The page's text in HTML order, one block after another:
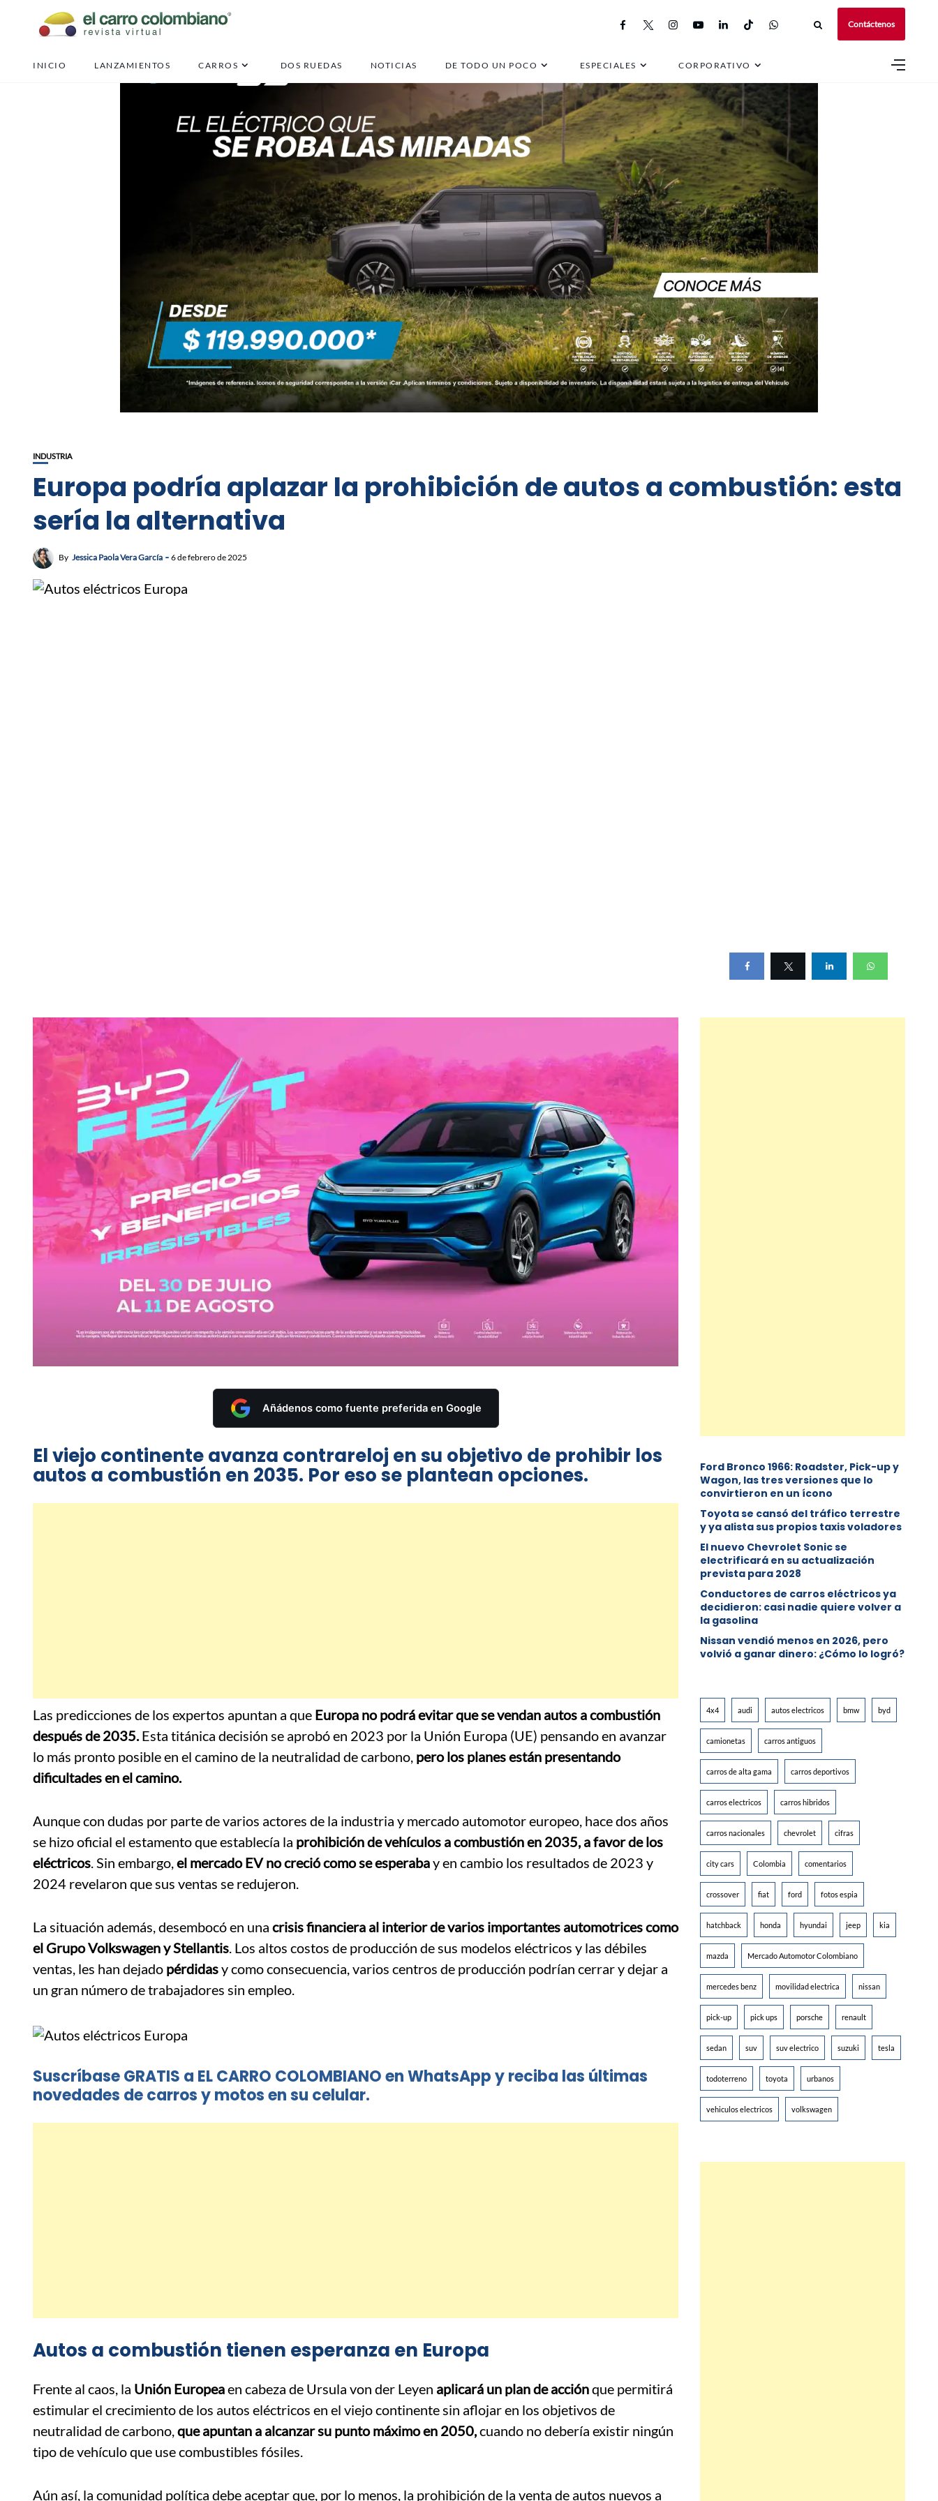
Contáctenos
INICIO LANZAMIENTOS CARROS DOS RUEDAS NOTICIAS DE TODO UN POCO ESPECIALES CORPORATIVO
INDUSTRIA
Europa podría aplazar la prohibición de autos a combustión: esta
sería la alternativa
By Jessica Paola Vera García 6 de febrero de 2025
Añádenos como fuente preferida en Google
El viejo continente avanza contrareloj en su objetivo de prohibir los
autos a combustión en 2035. Por eso se plantean opciones.
Las predicciones de los expertos apuntan a que Europa no podrá evitar que se vendan autos a combustión
después de 2035.Esta titánica decisión se aprobó en 2023 por la Unión Europa (UE) pensando en avanzar
lo más pronto posible en el camino de la neutralidad de carbono, pero los planes están presentando
dificultades en el camino.
Aunque con dudas por parte de varios actores de la industria y mercado automotor europeo, hace dos años
se hizo oficial el estamento que establecía la prohibición de vehículos a combustión en 2035, a favor de los
eléctricos. Sin embargo,el mercado EV no creció como se esperabay en cambio los resultados de 2023 y
2024 revelaron que sus ventas se redujeron.
La situación además, desembocó en una crisis financiera al interior de varios importantes automotrices como
el Grupo Volkswagen y Stellantis. Los altos costos de producción de sus modelos eléctricos y las débiles
ventas, les han dejado pérdidasy como consecuencia, varios centros de producción podrían cerrar y dejar a
un gran número de trabajadores sin empleo.
Suscríbase GRATIS a EL CARRO COLOMBIANO en WhatsApp y reciba las últimas
novedades de carros y motos en su celular.
Autos a combustión tienen esperanza en Europa
Frente al caos, la Unión Europeaen cabeza de Ursula von der Leyen aplicará un plan de acciónque permitirá
estimular el crecimiento de los autos eléctricos en el viejo continente sin aflojar en los objetivos de
neutralidad de carbono, que apuntan a alcanzar su punto máximo en 2050,cuando no debería existir ningún
tipo de vehículo que use combustibles fósiles.
Aún así, la comunidad política debe aceptar que, por lo menos, la prohibición de la venta de autos nuevos a
Ford Bronco 1966: Roadster, Pick-up y
Wagon, las tres versiones que lo
convirtieron en un ícono
Toyota se cansó del tráfico terrestre
y ya alista sus propios taxis voladores
El nuevo Chevrolet Sonic se
electrificará en su actualización
prevista para 2028
Conductores de carros eléctricos ya
decidieron: casi nadie quiere volver a
la gasolina
Nissan vendió menos en 2026, pero
volvió a ganar dinero: ¿Cómo lo logró?
4x4 audi autos electricos bmw byd
camionetas carros antiguos
carros de alta gama carros deportivos
carros electricos carros hibridos
carros nacionales chevrolet cifras
city cars Colombia comentarios
crossover fiat ford fotos espia
hatchback honda hyundai jeep kia
mazda Mercado Automotor Colombiano
mercedes benz movilidad electrica nissan
pick-up pick ups porsche renault
sedan suv suv electrico suzuki tesla
todoterreno toyota urbanos
vehiculos electricos volkswagen